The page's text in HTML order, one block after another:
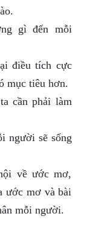
gì đến mỗi
điều tích cực
mục tiêu hơn.
cần phải làm
người sẽ sống
về ước mơ,
ước mơ và bài
mỗi người.